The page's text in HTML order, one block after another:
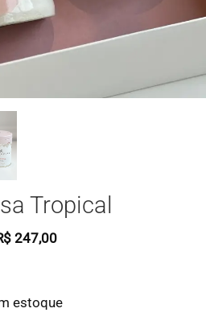
Tropical
247,00
estoque